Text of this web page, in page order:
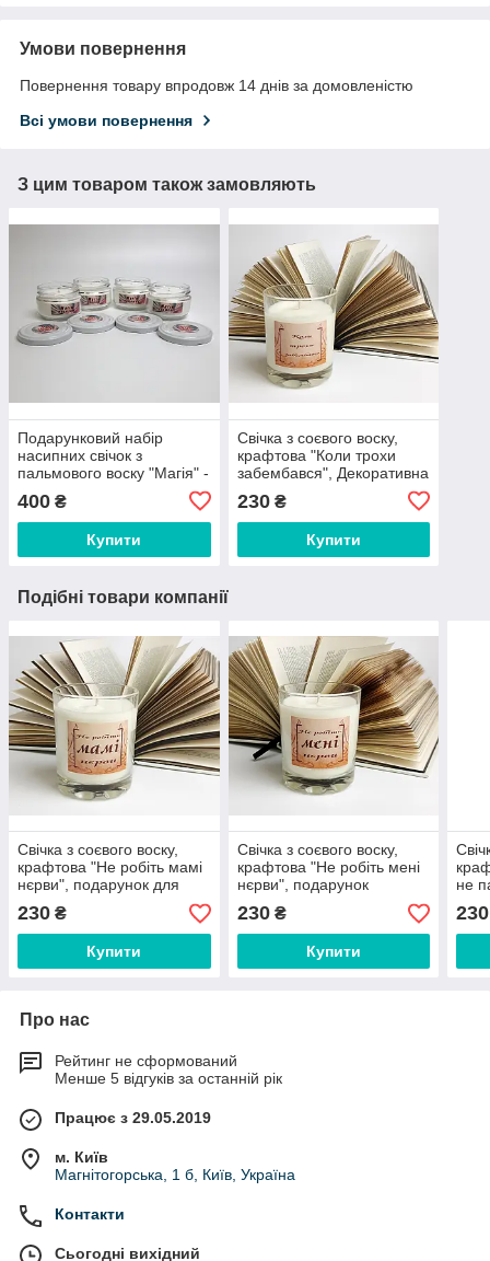
Умови повернення
Повернення товару впродовж 14 днів за домовленістю
Всі умови повернення
З цим товаром також замовляють
Подарунковий набір
насипних свічок з
пальмового воску "Магія" -
подарунок на Новий Рік,
День Святого Валентина
400 ₴
Купити
Свічка з соєвого воску,
крафтова "Коли трохи
забембався", Декоративна
гумором
230₴
Купити
Подібні товари компанії
Свічка з соєвого воску,
крафтова "Не робіть мамі
нєрви", подарунок для
мами, крафтова свічка
230 ₴
Купити
Свічка з соєвого воску,
крафтова "Не робіть мені
нєрви", подарунок
універсальний, свічка
арома для затишку
230₴
Купити
не
230
Про нас
Рейтинг не сформований
Менше 5 відгуків за останній рік
Працює з 29.05.2019
м. Київ
Магнітогорська, 1 б, Київ, Україна
Контакти
Сьогодні вихідний